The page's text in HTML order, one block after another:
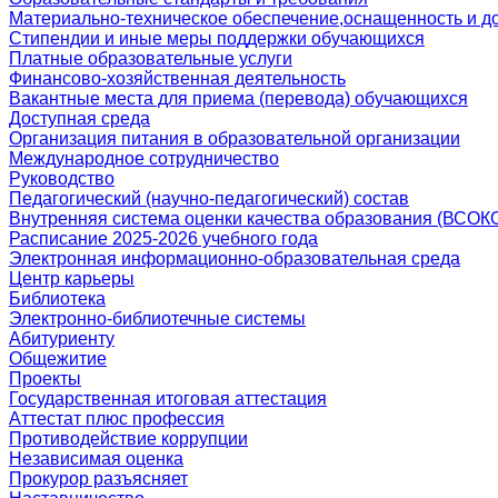
Материально-техническое обеспечение,оснащенность и
Стипендии и иные меры поддержки обучающихся
Платные образовательные услуги
Финансово-хозяйственная деятельность
Вакантные места для приема (перевода) обучающихся
Доступная среда
Организация питания в образовательной организации
Международное сотрудничество
Руководство
Педагогический (научно-педагогический) состав
Внутренняя система оценки качества образования
Расписание 2025-2026 учебного года
Электронная информационно-образовательная среда
Центр карьеры
Библиотека
Электронно-библиотечные системы
Абитуриенту
Общежитие
Проекты
Государственная итоговая аттестация
Аттестат плюс профессия
Противодействие коррупции
Независимая оценка
Прокурор разъясняет